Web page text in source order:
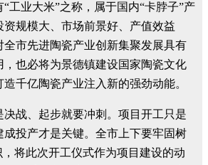
工业大米”之称，属于国内“卡脖子”产
规模大、市场前景好、产值效益
全市先进陶瓷产业创新集聚发展具有
，也必将为景德镇建设国家陶瓷文化
千亿陶瓷产业注入新的强劲动能。
战、起步就要冲刺。项目开工只是
成投产才是关键。全市上下要牢固树
，将此次开工仪式作为项目建设的动